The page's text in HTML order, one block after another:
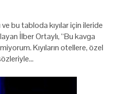
bu tabloda kıyılar için ileride
İlber Ortaylı, “Bu kavga
Kıyıların otellere, özel